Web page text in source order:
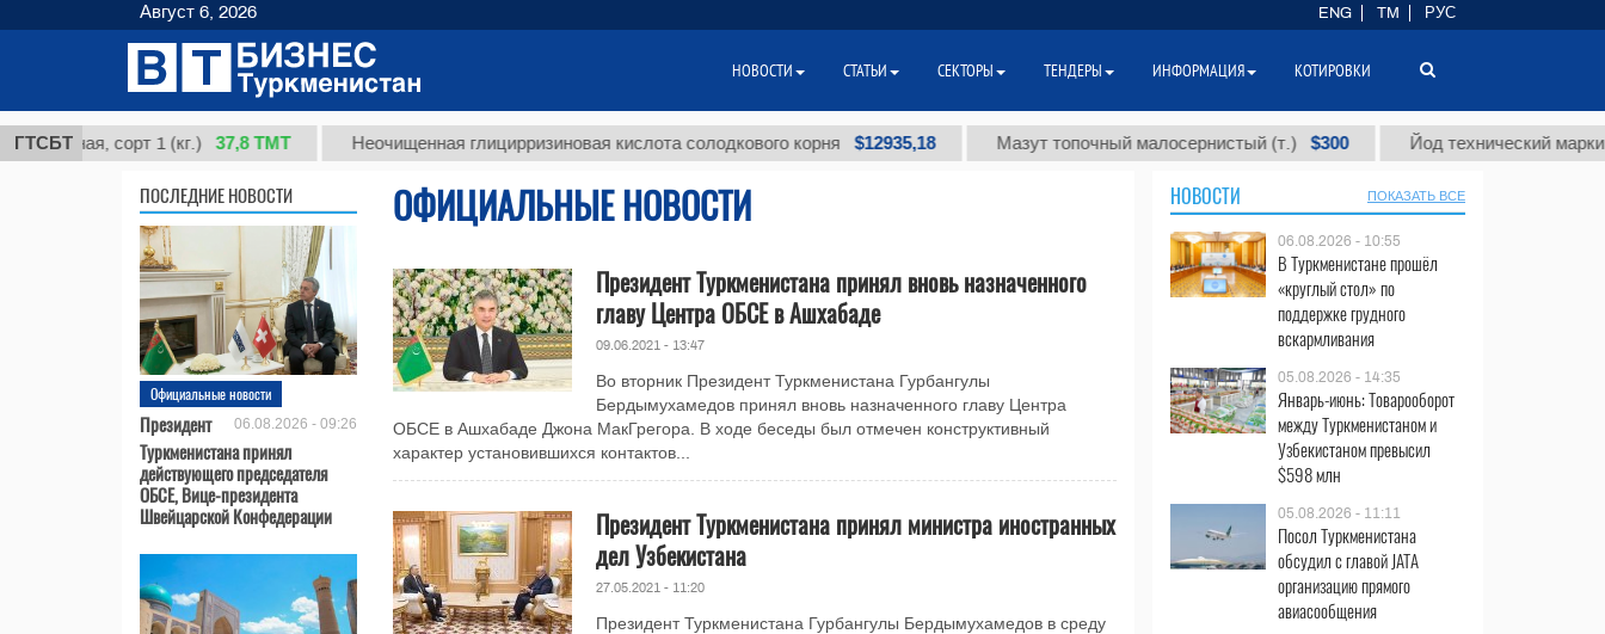
ГТСБТсорт 1 (кг.) 37,8 ТМТ Неочищенная глицирризиновая кислота солодкового корня $12935,18 Мазут топочный малосернистый (т.) $300 Йод технический марки "А"
ПОСЛЕДНИЕ НОВОСТИ
Официальные новости
06.08.2026 - 09:26
Президент
Туркменистана принял
действующего председателя
ОБСЕ, Вице-президента
Швейцарской Конфедерации
ОФИЦИАЛЬНЫЕ НОВОСТИ
Президент Туркменистана принял вновь назначенного
главу Центра ОБСЕ в Ашхабаде
09.06.2021 - 13:47
Во вторник Президент Туркменистана Гурбангулы
Бердымухамедов принял вновь назначенного главу Центра
ОБСЕ в Ашхабаде Джона МакГрегора. В ходе беседы был отмечен конструктивный
характер установившихся контактов...
Президент Туркменистана принял министра иностранных
дел Узбекистана
27.05.2021 - 11:20
Президент Туркменистана Гурбангулы Бердымухамедов в среду
НОВОСТИ ПОКАЗАТЬ ВСЕ
06.08.2026 - 10:55
В Туркменистане прошёл
«круглый стол» по
поддержке грудного
вскармливания
05.08.2026 - 14:35
Январь-июнь: Товарооборот
между Туркменистаном и
Узбекистаном превысил
$598 млн
05.08.2026 - 11:11
Посол Туркменистана
обсудил с главой JATA
организацию прямого
авиасообщения
Август 6, 2026 ENG TM РУС
НОВОСТИ СТАТЬИ СЕКТОРЫ ТЕНДЕРЫ ИНФОРМАЦИЯ КОТИРОВКИ